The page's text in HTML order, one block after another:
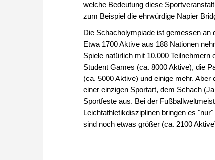
welche Bedeutung diese
zum Beispiel die ehrwürdige Napier
Die Schacholympiade ist gemessen an
Etwa 1700 Aktive aus 188 Nationen
Spiele natürlich mit 10.000
Student Games (ca. 8000 Aktive), die
(ca. 5000 Aktive) und einige mehr.
einer einzigen Sportart, dem Schach
Sportfeste aus. Bei der
Leichtathletikdisziplinen bringen es
sind noch etwas größer (ca. 2100